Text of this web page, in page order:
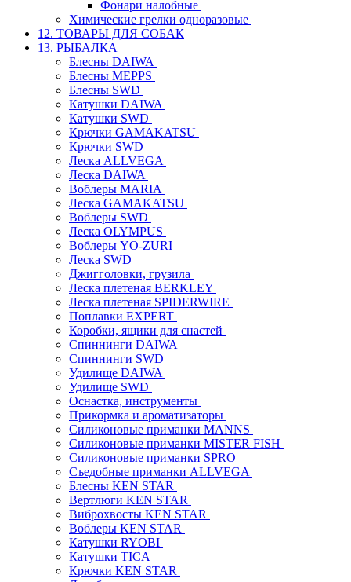
Фонари налобные
Химические грелки одноразовые
12. ТОВАРЫ ДЛЯ СОБАК
13. РЫБАЛКА
Блесны DAIWA
Блесны MEPPS
Блесны SWD
Катушки DAIWA
Катушки SWD
Крючки GAMAKATSU
Крючки SWD
Леска ALLVEGA
Леска DAIWA
Воблеры MARIA
Леска GAMAKATSU
Воблеры SWD
Леска OLYMPUS
Воблеры YO-ZURI
Леска SWD
Джигголовки, грузила
Леска плетеная BERKLEY
Леска плетеная SPIDERWIRE
Поплавки EXPERT
Коробки, ящики для снастей
Спиннинги DAIWA
Спиннинги SWD
Удилище DAIWA
Удилище SWD
Оснастка, инструменты
Прикормка и ароматизаторы
Силиконовые приманки MANNS
Силиконовые приманки MISTER FISH
Силиконовые приманки SPRO
Съедобные приманки ALLVEGA
Блесны KEN STAR
Вертлюги KEN STAR
Виброхвосты KEN STAR
Воблеры KEN STAR
Катушки RYOBI
Катушки TICA
Крючки KEN STAR